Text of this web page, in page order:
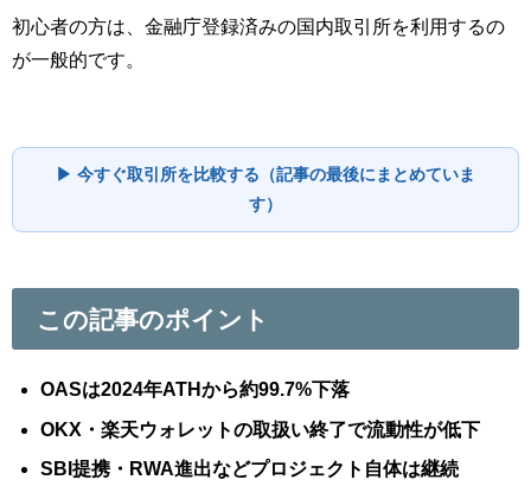
初心者の方は、金融庁登録済みの国内取引所を利用するの
が一般的です。
▶ 今すぐ取引所を比較する（記事の最後にまとめていま
す）
この記事のポイント
OASは2024年ATHから約99.7%下落
OKX・楽天ウォレットの取扱い終了で流動性が低下
SBI提携・RWA進出などプロジェクト自体は継続